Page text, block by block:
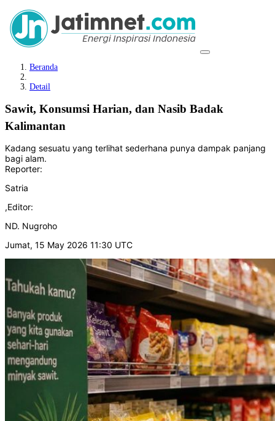
Beranda
Detail
Sawit, Konsumsi Harian, dan Nasib Badak
Kalimantan
Kadang sesuatu yang terlihat sederhana punya dampak panjang
bagi alam.
Reporter:
Satria
,Editor:
ND. Nugroho
Jumat, 15 May 2026 11:30 UTC